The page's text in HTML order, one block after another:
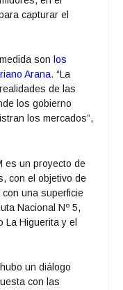
capturar el
son los
Arana. “La
de las
los gobierno
los mercados”,
es un proyecto de
con el objetivo de
una superficie
Nacional Nº 5,
La Higuerita y el
un diálogo
con las